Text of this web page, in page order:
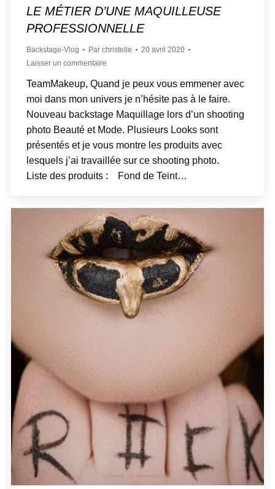
LE MÉTIER D’UNE MAQUILLEUSE
PROFESSIONNELLE
Backstage-Vlog Par christelle
20 avril 2020
Laisser un commentaire
TeamMakeup, Quand je peux vous emmener avec
moi dans mon univers je n’hésite pas à le faire.
Nouveau backstage Maquillage lors d’un shooting
photo Beauté et Mode. Plusieurs Looks sont
présentés et je vous montre les produits avec
lesquels j’ai travaillée sur ce shooting photo.
Liste des produits : Fond de Teint…